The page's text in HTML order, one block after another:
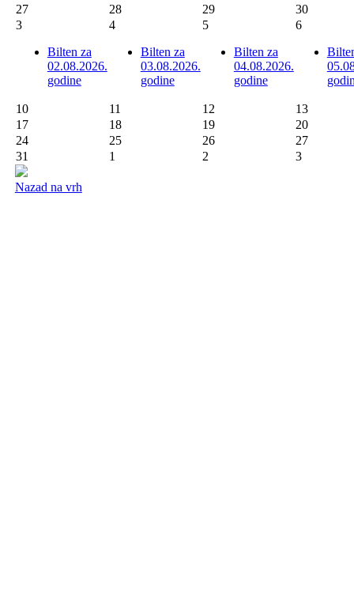
27 28 29
30
3
Bilten za
02.08.2026.
godine
4
Bilten za
03.08.2026.
godine
5
Bilten za
04.08.2026.
godine
6
10 11 12
13
17
18 19
20
24
25 26
27
31
1 2 3
Nazad na vrh